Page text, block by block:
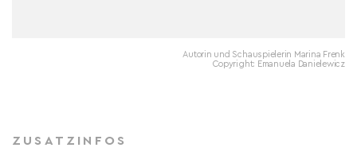
Autorin und Schauspielerin Marina Frenk
Copyright: Emanuela Danielewicz
ZUSATZINFOS